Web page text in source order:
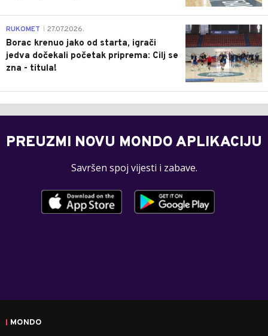
0
RUKOMET 27.07.2026.
Borac krenuo jako od starta, igrači
jedva dočekali početak priprema: Cilj se
zna - titula!
PREUZMI NOVU MONDO APLIKACIJU
Savršen spoj vijesti i zabave.
MONDO